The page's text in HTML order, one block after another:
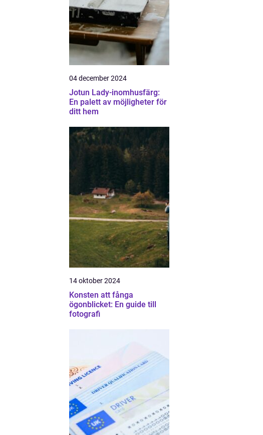
04 december 2024
Jotun Lady-inomhusfärg:
En palett av möjligheter för
ditt hem
14 oktober 2024
Konsten att fånga
ögonblicket: En guide till
fotografi